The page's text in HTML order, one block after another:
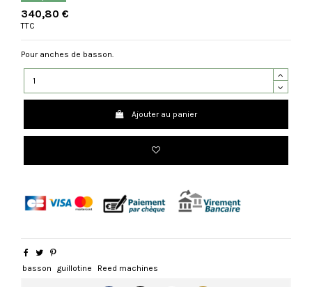
340,80 €
TTC
Pour anches de basson.
Ajouter au panier
basson guillotine Reed machines